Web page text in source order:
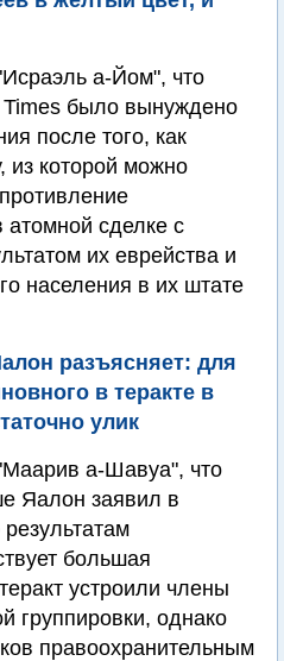
а-Йом", что
Times было вынуждено
после того, как
из которой можно
атомной сделке с
их еврейства и
населения в их штате
разъясняет: для
в теракте в
улик
а-Шавуа", что
Яалон заявил в
результатам
большая
устроили члены
группировки, однако
правоохранительным